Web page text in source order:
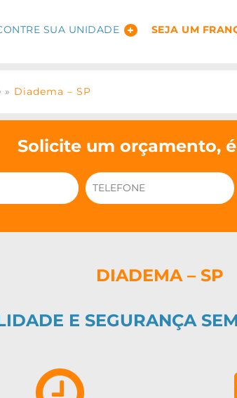
SUA UNIDADE SEJA UM
» Diadema – SP
Solicite um orçamento,
DIADEMA – SP
E SEGURANÇA